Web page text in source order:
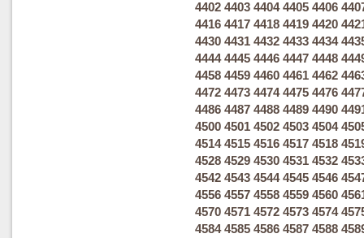
4402 4403 4404 4405 4406
4416 4417 4418 4419 4420
4430 4431 4432 4433 4434
4444 4445 4446 4447 4448
4458 4459 4460 4461 4462
4472 4473 4474 4475 4476
4486 4487 4488 4489 4490
4500 4501 4502 4503 4504
4514 4515 4516 4517 4518
4528 4529 4530 4531 4532
4542 4543 4544 4545 4546
4556 4557 4558 4559 4560
4570 4571 4572 4573 4574
4584 4585 4586 4587 4588